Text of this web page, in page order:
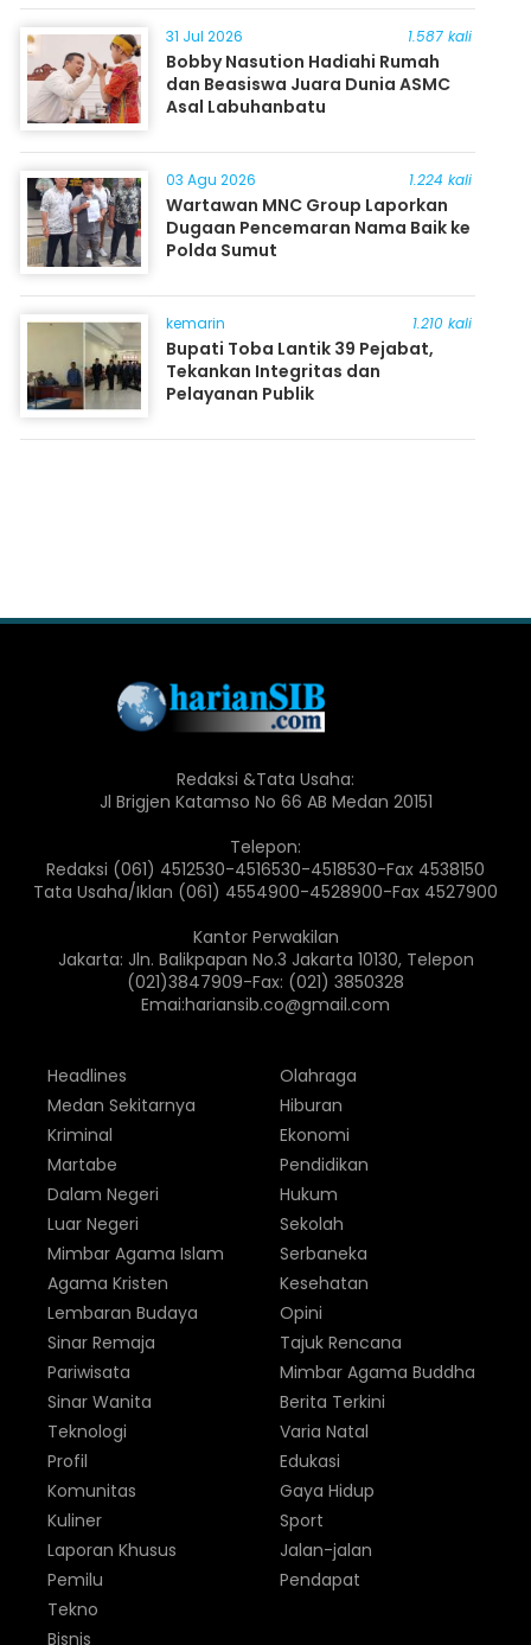
31 Jul 2026 1.587 kali
Bobby Nasution Hadiahi Rumah
dan Beasiswa Juara Dunia ASMC
Asal Labuhanbatu
03 Agu 2026 1.224 kali
Wartawan MNC Group Laporkan
Dugaan Pencemaran Nama Baik ke
Polda Sumut
kemarin 1.210 kali
Bupati Toba Lantik 39 Pejabat,
Tekankan Integritas dan
Pelayanan Publik
Redaksi &Tata Usaha:
Jl Brigjen Katamso No 66 AB Medan 20151
Telepon:
Redaksi (061) 4512530-4516530-4518530-Fax 4538150
Tata Usaha/Iklan (061) 4554900-4528900-Fax 4527900
Kantor Perwakilan
Jakarta: Jln. Balikpapan No.3 Jakarta 10130, Telepon
(021)3847909-Fax: (021) 3850328
Emai:hariansib.co@gmail.com
Headlines
Medan Sekitarnya
Kriminal
Martabe
Dalam Negeri
Luar Negeri
Olahraga
Hiburan
Ekonomi
Pendidikan
Hukum
Sekolah
Mimbar Agama Islam
Agama Kristen
Lembaran Budaya
Sinar Remaja
Pariwisata
Sinar Wanita
Serbaneka
Kesehatan
Opini
Tajuk Rencana
Mimbar Agama Buddha
Berita Terkini
Teknologi
Profil
Komunitas
Kuliner
Laporan Khusus
Pemilu
Varia Natal
Edukasi
Gaya Hidup
Sport
Jalan-jalan
Pendapat
Tekno
Bisnis